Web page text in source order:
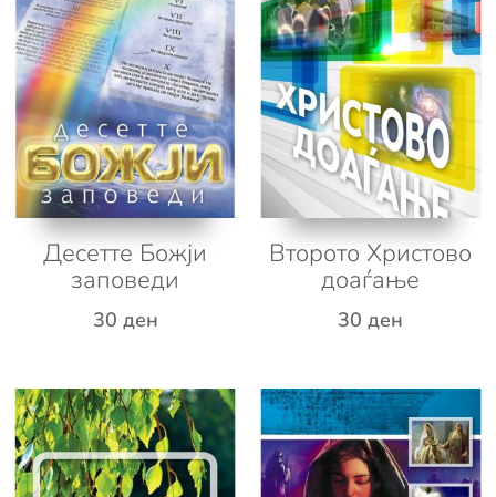
Десетте Божји
заповеди
30 ден
Второто Христово
доаѓање
30ден